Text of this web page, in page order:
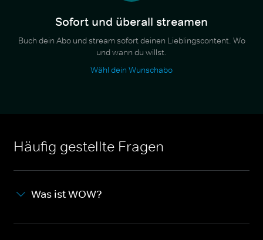
Sofort und überall streamen
Buch dein Abo und stream sofort deinen Lieblingscontent. Wo
und wann du willst.
Wähl dein Wunschabo
Häufig gestellte Fragen
Was ist WOW?